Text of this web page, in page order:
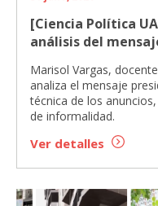
[Ciencia Política
análisis del
Marisol Vargas,
analiza el mensaje
técnica de los
de informalidad.
Ver detalles